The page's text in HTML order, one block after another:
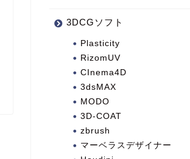
3DCGソフト
Plasticity
RizomUV
CInema4D
3dsMAX
MODO
3D-COAT
zbrush
マーベラスデザイナー